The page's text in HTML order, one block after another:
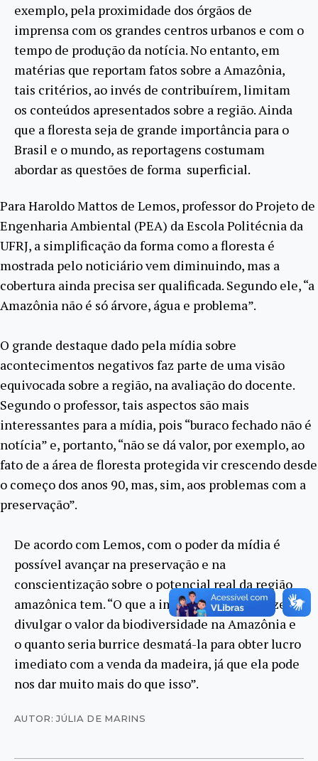
exemplo, pela proximidade dos órgãos de
imprensa com os grandes centros urbanos e com o
tempo de produção da notícia. No entanto, em
matérias que reportam fatos sobre a Amazônia,
tais critérios, ao invés de contribuírem, limitam
os conteúdos apresentados sobre a região. Ainda
que a floresta seja de grande importância para o
Brasil e o mundo, as reportagens costumam
abordar as questões de forma superficial.
Para Haroldo Mattos de Lemos, professor do Projeto de
Engenharia Ambiental (PEA) da Escola Politécnia da
UFRJ, a simplificação da forma como a floresta é
mostrada pelo noticiário vem diminuindo, mas a
cobertura ainda precisa ser qualificada. Segundo ele, “a
Amazônia não é só árvore, água e problema”.
O grande destaque dado pela mídia sobre
acontecimentos negativos faz parte de uma visão
equivocada sobre a região, na avaliação do docente.
Segundo o professor, tais aspectos são mais
interessantes para a mídia, pois “buraco fechado não é
notícia” e, portanto, “não se dá valor, por exemplo, ao
fato de a área de floresta protegida vir crescendo desde
o começo dos anos 90, mas, sim, aos problemas com a
preservação”.
De acordo com Lemos, com o poder da mídia é
possível avançar na preservação e na
conscientização sobre o potencial real da região
amazônica tem. “O que a imprensa deveria fazer é
divulgar o valor da biodiversidade na Amazônia e
o quanto seria burrice desmatá-la para obter lucro
imediato com a venda da madeira, já que ela pode
nos dar muito mais do que isso”.
AUTOR: JÚLIA DE MARINS